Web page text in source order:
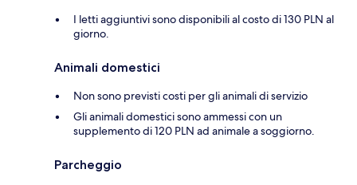
I letti aggiuntivi sono disponibili al costo di 130 PLN al
giorno.
Animali domestici
Non sono previsti costi per gli animali di servizio
Gli animali domestici sono ammessi con un
supplemento di 120 PLN ad animale a soggiorno.
Parcheggio